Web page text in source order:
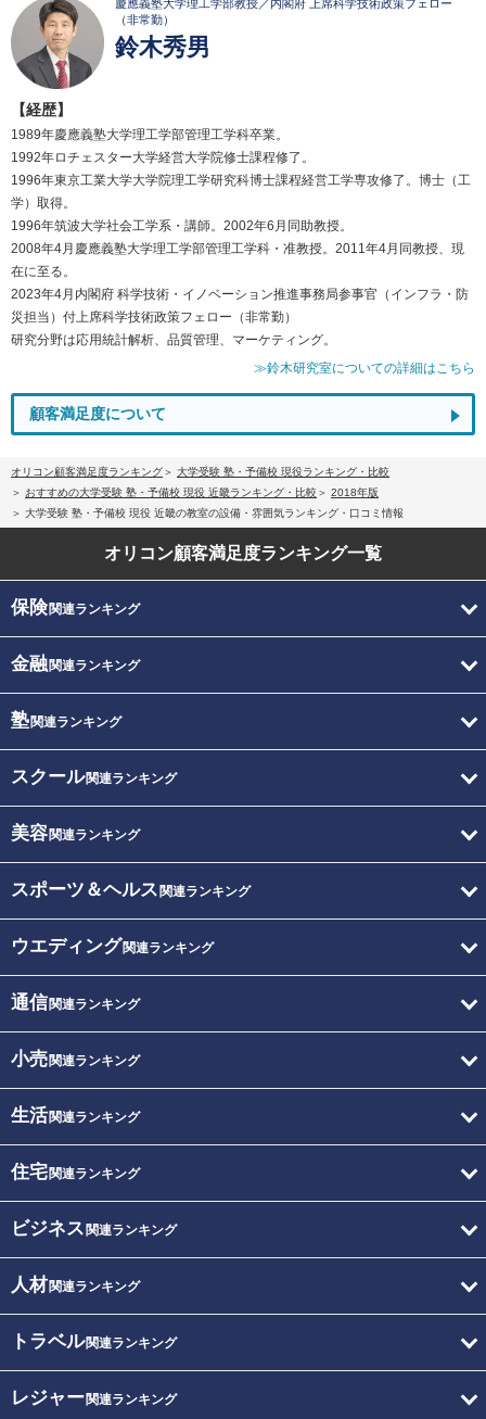
慶應義塾大学理工学部教授／内閣府 上席科学技術政策フェロー
（非常勤）
鈴木秀男
【経歴】
1989年慶應義塾大学理工学部管理工学科卒業。
1992年ロチェスター大学経営大学院修士課程修了。
1996年東京工業大学大学院理工学研究科博士課程経営工学専攻修了。博士（工
学）取得。
1996年筑波大学社会工学系・講師。2002年6月同助教授。
2008年4月慶應義塾大学理工学部管理工学科・准教授。2011年4月同教授、現
在に至る。
2023年4月内閣府 科学技術・イノベーション推進事務局参事官（インフラ・防
災担当）付上席科学技術政策フェロー（非常勤）
研究分野は応用統計解析、品質管理、マーケティング。
≫鈴木研究室についての詳細はこちら
顧客満足度について
オリコン顧客満足度ランキング
大学受験 塾・予備校 現役ランキング・比較
おすすめの大学受験 塾・予備校 現役 近畿ランキング・比較
2018年版
大学受験 塾・予備校 現役 近畿の教室の設備・雰囲気ランキング・口コミ情報
オリコン顧客満足度ランキング一覧
保険関連ランキング
金融関連ランキング
塾関連ランキング
スクール関連ランキング
美容関連ランキング
スポーツ＆ヘルス 関連ランキング
ウエディング関連ランキング
通信関連ランキング
小売関連ランキング
生活関連ランキング
住宅関連ランキング
ビジネス 関連ランキング
人材関連ランキング
トラベル関連ランキング
レジャー関連ランキング